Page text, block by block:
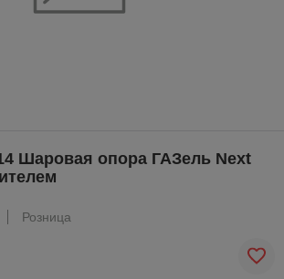
Шаровая опора ГАЗель Next
Розница